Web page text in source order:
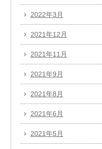
2022年3月
2021年12月
2021年11月
2021年9月
2021年8月
2021年6月
2021年5月